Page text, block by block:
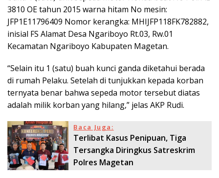
3810 OE tahun 2015 warna hitam No mesin:
JFP1E11796409 Nomor kerangka: MHIJFP118FK782882,
inisial FS Alamat Desa Ngariboyo Rt.03, Rw.01
Kecamatan Ngariboyo Kabupaten Magetan.
“Selain itu 1 (satu) buah kunci ganda diketahui berada
di rumah Pelaku. Setelah di tunjukkan kepada korban
ternyata benar bahwa sepeda motor tersebut diatas
adalah milik korban yang hilang,” jelas AKP Rudi.
Baca Juga:
Terlibat Kasus Penipuan, Tiga
Tersangka Diringkus Satreskrim
Polres Magetan